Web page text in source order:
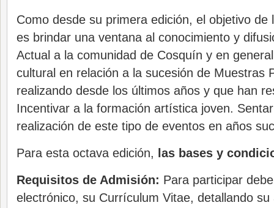
Como desde su primera edición, el objetivo de
es brindar una ventana al conocimiento y
Actual a la comunidad de Cosquín y en
cultural en relación a la sucesión de Muestras
realizando desde los últimos años y que han
Incentivar a la formación artística joven.
realización de este tipo de eventos en años
Para esta octava edición, las bases y
Requisitos de Admisión: Para participar
electrónico, su Currículum Vitae, detallando